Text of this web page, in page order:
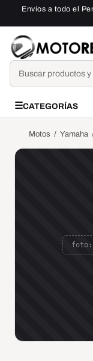
Saltar al contenido
Envíos a todo el
Buscar
☰CATEGORÍAS
Motos / Yamaha
foto: